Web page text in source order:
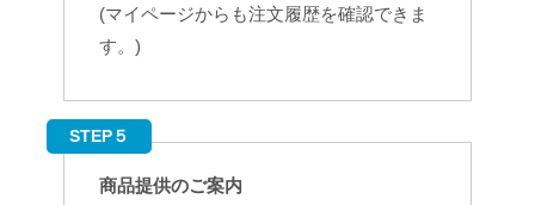
(マイページからも注文履歴を確認できま
す。)
STEP５
商品提供のご案内